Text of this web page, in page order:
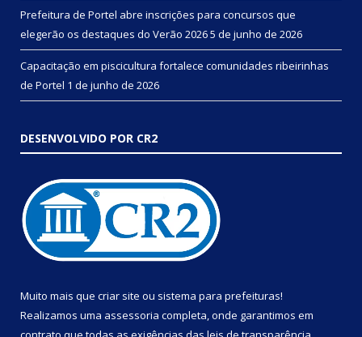
Prefeitura de Portel abre inscrições para concursos que
elegerão os destaques do Verão 20265 de junho de 2026
Capacitação em piscicultura fortalece comunidades ribeirinhas
de Portel 1 de junho de 2026
DESENVOLVIDO POR CR2
Muito mais que criar site ou sistema para prefeituras!
Realizamos uma assessoria completa, onde garantimos em